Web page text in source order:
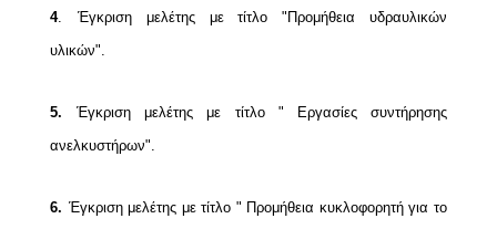
4.
Έγκριση μελέτης με τίτλο "Προμήθεια υδραυλικών
υλικών".
5.
Έγκριση μελέτης με τίτλο " Εργασίες συντήρησης
ανελκυστήρων".
6. Έγκριση μελέτης με τίτλο " Προμήθεια κυκλοφορητή για το